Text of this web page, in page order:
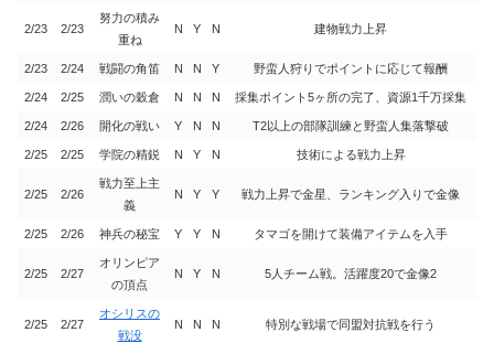
2/23 2/23
努力の積み
重ね
N Y N 建物戦力上昇
2/23 2/24 戦闘の角笛 N N Y 野蛮人狩りでポイントに応じて報酬
2/24 2/25 潤いの穀倉 N N N 採集ポイント5ヶ所の完了、資源1千万採集
2/24 2/26 開化の戦い Y N N T2以上の部隊訓練と野蛮人集落撃破
2/25 2/25 学院の精鋭 N Y N 技術による戦力上昇
2/25 2/26
戦力至上主
義
N Y Y 戦力上昇で金星、ランキング入りで金像
2/25 2/26 神兵の秘宝 Y Y N タマゴを開けて装備アイテムを入手
2/25 2/27
オリンピア
の頂点
N Y N 5人チーム戦。活躍度20で金像2
2/25 2/27
オシリスの
戦没
N N N 特別な戦場で同盟対抗戦を行う